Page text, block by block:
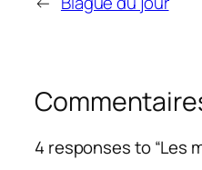
4 responses to “Les